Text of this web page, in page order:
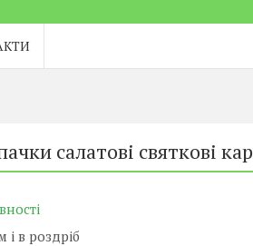
салатові святкові
і в роздріб